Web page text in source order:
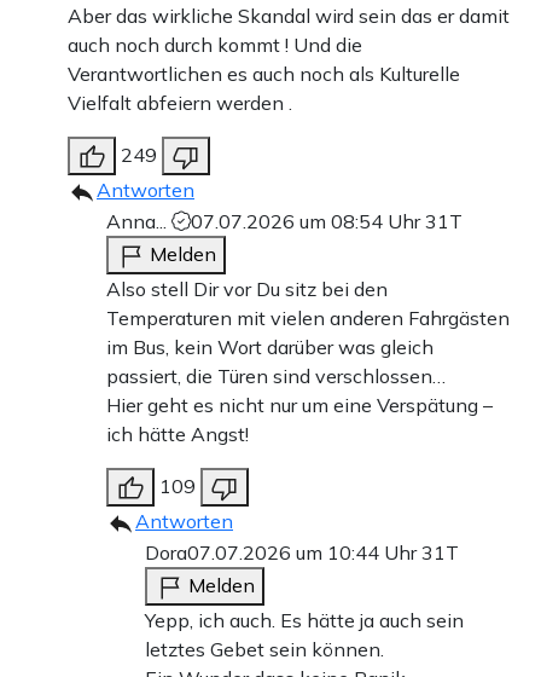
Aber das wirkliche Skandal wird sein das er damit
auch noch durch kommt ! Und die
Verantwortlichen es auch noch als Kulturelle
Vielfalt abfeiern werden .
249
Antworten
Anna...
07.07.2026 um 08:54 Uhr31T
Melden
Also stell Dir vor Du sitz bei den
Temperaturen mit vielen anderen Fahrgästen
im Bus, kein Wort darüber was gleich
passiert, die Türen sind verschlossen…
Hier geht es nicht nur um eine Verspätung –
ich hätte Angst!
109
Antworten
Dora07.07.2026 um 10:44 Uhr31T
Melden
Yepp, ich auch. Es hätte ja auch sein
letztes Gebet sein können.